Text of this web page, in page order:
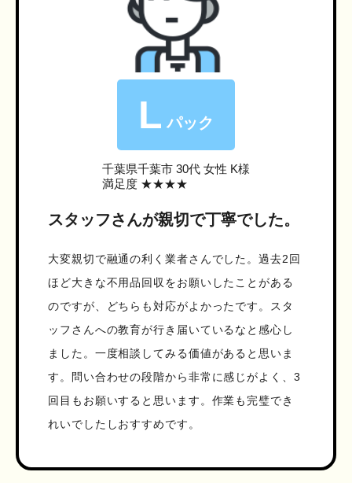
L パック
千葉県千葉市 30代 女性 K様
満足度 ★★★★
スタッフさんが親切で丁寧でした。
大変親切で融通の利く業者さんでした。過去2回
ほど大きな不用品回収をお願いしたことがある
のですが、どちらも対応がよかったです。スタ
ッフさんへの教育が行き届いているなと感心し
ました。一度相談してみる価値があると思いま
す。問い合わせの段階から非常に感じがよく、3
回目もお願いすると思います。作業も完璧でき
れいでしたしおすすめです。